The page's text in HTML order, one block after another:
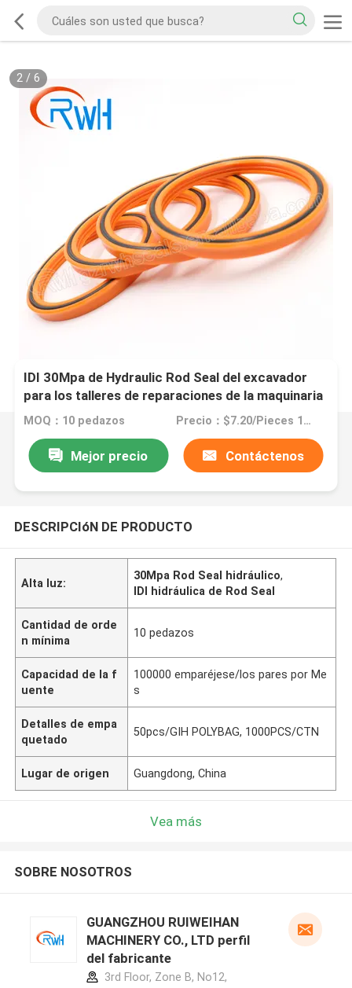
2/ 6
IDI 30Mpa de Hydraulic Rod Seal del excavador
para los talleres de reparaciones de la maquinaria
MOQ：10 pedazos Precio：$7.20/Pieces 10-499 Pieces
Mejor precio Contáctenos
DESCRIPCIóN DE PRODUCTO
Alta luz:
30Mpa Rod Seal hidráulico,
IDI hidráulica de Rod Seal
Cantidad de orde
n mínima
10 pedazos
Capacidad de la f
uente
100000 emparéjese/los pares por Me
s
Detalles de empa
quetado
50pcs/GIH POLYBAG, 1000PCS/CTN
Lugar de origen Guangdong, China
Vea más
SOBRE NOSOTROS
GUANGZHOU RUIWEIHAN
MACHINERY CO., LTD perfil
del fabricante
3rd Floor, Zone B, No12,